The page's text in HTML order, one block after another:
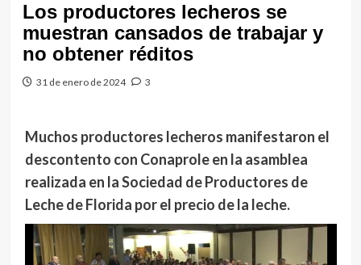
Los productores lecheros se
muestran cansados de trabajar y
no obtener réditos
31 de enero de 2024 3
Muchos productores lecheros manifestaron el
descontento con Conaprole en la asamblea
realizada en la Sociedad de Productores de
Leche de Florida por el precio de la leche.